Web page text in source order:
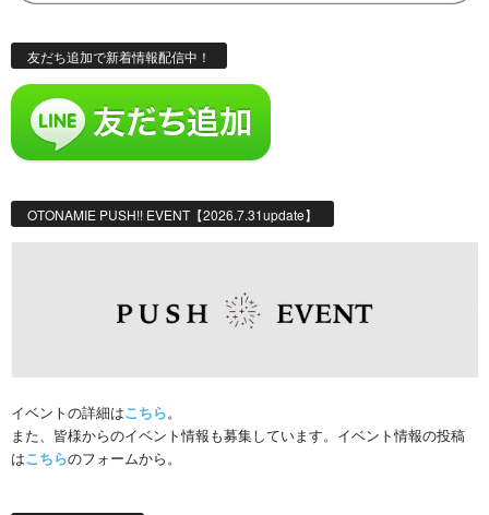
友だち追加で新着情報配信中！
OTONAMIE PUSH!! EVENT【2026.7.31update】
イベントの詳細はこちら。
また、皆様からのイベント情報も募集しています。イベント情報の投稿
はこちらのフォームから。